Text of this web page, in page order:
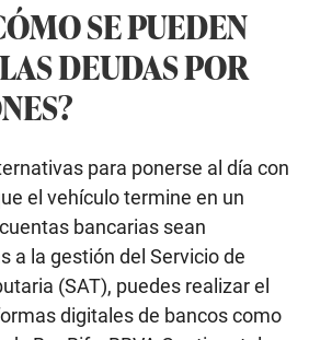
SE PUEDEN
DEUDAS POR
para ponerse al día con
el vehículo termine en un
bancarias sean
a la gestión del Servicio de
(SAT), puedes realizar el
digitales de bancos como